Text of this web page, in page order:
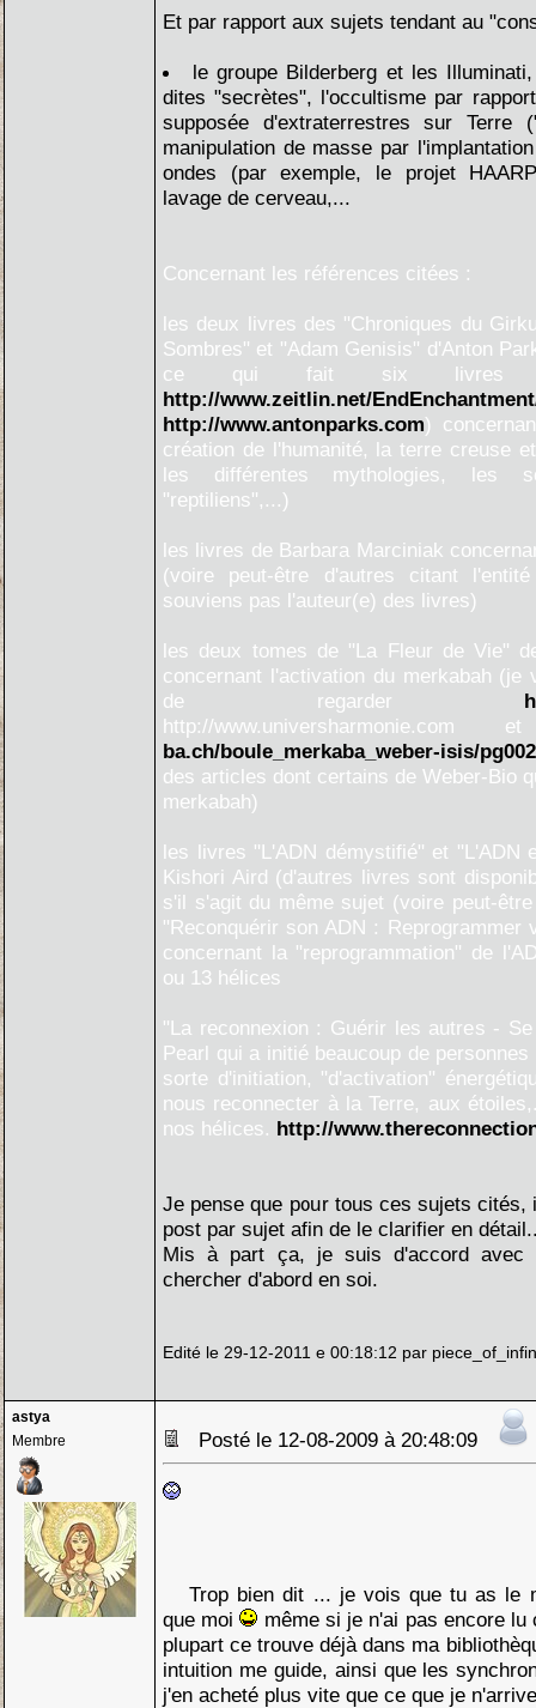
Et par rapport aux sujets tendant au
le groupe Bilderberg et les
dites "secrètes", l'occultisme par
supposée d'extraterrestres sur Terre
manipulation de masse par
ondes (par exemple, le projet
lavage de cerveau,...
Concernant les références citées :
les deux livres des "Chroniques du
Sombres" et "Adam Genisis" d'Anton
ce qui fait six livres
http://www.zeitlin.net/
http://www.antonparks.com)
création de l'humanité, la terre creuse
les différentes mythologies, les
"reptiliens",...)
les livres de Barbara Marciniak
(voire peut-être d'autres citant
souviens pas l'auteur(e) des livres)
les deux tomes de "La Fleur de Vie"
concernant l'activation du merkabah (je
de regarder
http://
ba.ch/boule_merkaba_weber-isis/
des articles dont certains de Weber-Bio
merkabah)
les livres "L'ADN démystifié" et "L'ADN
Kishori Aird (d'autres livres sont
s'il s'agit du même sujet (voire peut-
"Reconquérir son ADN : Reprogrammer
concernant la "reprogrammation" de
ou 13 hélices
"La reconnexion : Guérir les autres -
Pearl qui a initié beaucoup de
sorte d'initiation, "d'activation"
nous reconnecter à la Terre, aux
nos hélices. http://
Je pense que pour tous ces sujets cités,
post par sujet afin de le clarifier en
Mis à part ça, je suis d'accord avec
chercher d'abord en soi.
Edité le 29-12-2011 e 00:18:12 par
astya
Membre
Posté le 12-08-2009 à 20:48:09
Trop bien dit ... je vois que tu as le
que moi
même si je n'ai pas encore
plupart ce trouve déjà dans ma
intuition me guide, ainsi que les
j'en acheté plus vite que ce que je